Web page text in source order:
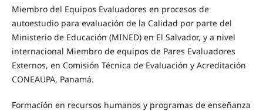
Miembro del Equipos Evaluadores en procesos de
autoestudio para evaluación de la Calidad por parte del
Ministerio de Educación (MINED) en El Salvador, y a nivel
internacional Miembro de equipos de Pares Evaluadores
Externos, en Comisión Técnica de Evaluación y Acreditación
CONEAUPA, Panamá.
Formación en recursos humanos y programas de enseñanza